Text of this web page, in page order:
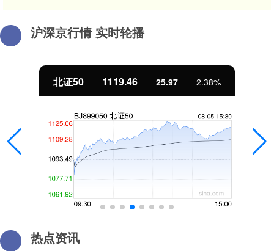
沪深京行情 实时轮播
北证50 1119.46 25.97 2.38%
热点资讯